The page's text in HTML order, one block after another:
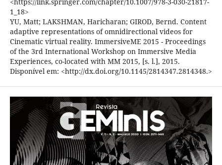
1_18>
YU, Matt; LAKSHMAN, Haricharan; GIROD, Bernd. Content
adaptive representations of omnidirectional videos for
Cinematic virtual reality. ImmersiveME 2015 - Proceedings
of the 3rd International Workshop on Immersive Media
Experiences, co-located with MM 2015, [s. l.], 2015.
Disponível em: <http://dx.doi.org/10.1145/2814347.2814348.>